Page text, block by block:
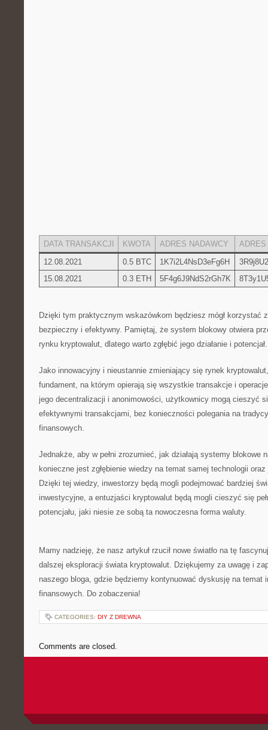
DATA TRANSAKCJI KWOTA ADRES NADAWCY
ADRES
12.08.2021
0.5 BTC 1K7i2L4NsD3eFg6H
15.08.2021
0.3 ETH 5F4g6J9NdS2rGh7K
Dzięki tym praktycznym wskazówkom będziesz mógł korzystać
bezpieczny i efektywny. Pamiętaj, że system blokowy otwiera​
rynku kryptowalut, dlatego warto zgłębić jego działanie i potencjał.
Jako innowacyjny i nieustannie zmieniający się rynek
fundament, na którym opierają się wszystkie transakcje i
‌jego decentralizacji i ⁣anonimowości, użytkownicy mogą cieszyć
efektywnymi transakcjami, bez konieczności ⁢polegania⁤ na
finansowych.
Jednakże, aby w pełni zrozumieć,‌ jak działają systemy blokowe
konieczne jest zgłębienie wiedzy na temat samej ​technologii
‌Dzięki ‌tej wiedzy,‍ inwestorzy będą ⁤mogli podejmować bardziej
inwestycyjne, a⁤ entuzjaści kryptowalut będą mogli cieszyć się
potencjału, jaki niesie ze sobą ta nowoczesna forma waluty.
Mamy‍ nadzieję, że nasz artykuł rzucił nowe światło na tę
⁣dalszej eksploracji świata kryptowalut.‍ Dziękujemy za uwagę i
naszego bloga, gdzie będziemy kontynuować dyskusję na temat
finansowych. Do zobaczenia!
CATEGORIES: DIY Z DREWNA
Comments are closed.